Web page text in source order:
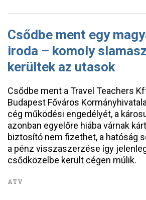
Csődbe ment egy
iroda – komoly
kerültek az utasok
Csődbe ment a Travel Teachers
Budapest Főváros
cég működési engedélyét, a
azonban egyelőre hiába várnak
biztosító nem fizethet, a hatóság
a pénz visszaszerzése így
csődközelbe került cégen múlik.
ATV